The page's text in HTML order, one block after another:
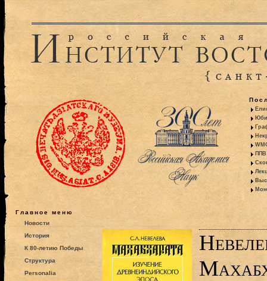
ППВ
Главное меню
Новости
История
К 80-летию Победы
Структура
Personalia